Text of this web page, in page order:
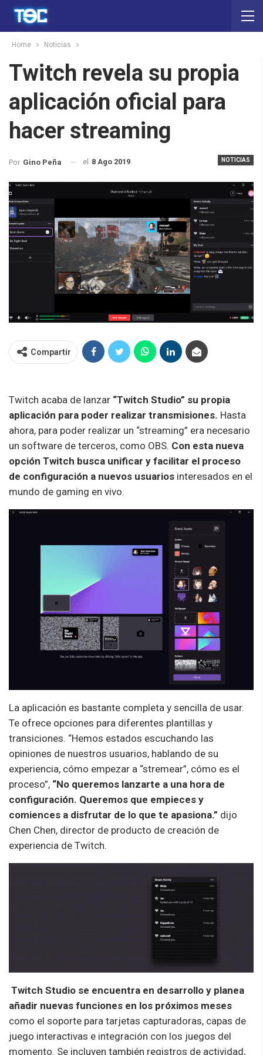
Home Noticias
Twitch revela su propia
aplicación oficial para
hacer streaming
NOTICIAS
Por Gino Peña el 8 Ago 2019
Compartir
Twitch acaba de lanzar “Twitch Studio” su propia
aplicación para poder realizar transmisiones. Hasta
ahora, para poder realizar un “streaming” era necesario
un software de terceros, como OBS. Con esta nueva
opción Twitch busca unificar y facilitar el proceso
de configuración a nuevos usuarios interesados en el
mundo de gaming en vivo.
La aplicación es bastante completa y sencilla de usar.
Te ofrece opciones para diferentes plantillas y
transiciones. “Hemos estados escuchando las
opiniones de nuestros usuarios, hablando de su
experiencia, cómo empezar a “stremear”, cómo es el
proceso”, “No queremos lanzarte a una hora de
configuración. Queremos que empieces y
comiences a disfrutar de lo que te apasiona.” dijo
Chen Chen, director de producto de creación de
experiencia de Twitch.
Twitch Studio se encuentra en desarrollo y planea
añadir nuevas funciones en los próximos meses
como el soporte para tarjetas capturadoras, capas de
juego interactivas e integración con los juegos del
momento. Se incluyen también registros de actividad,